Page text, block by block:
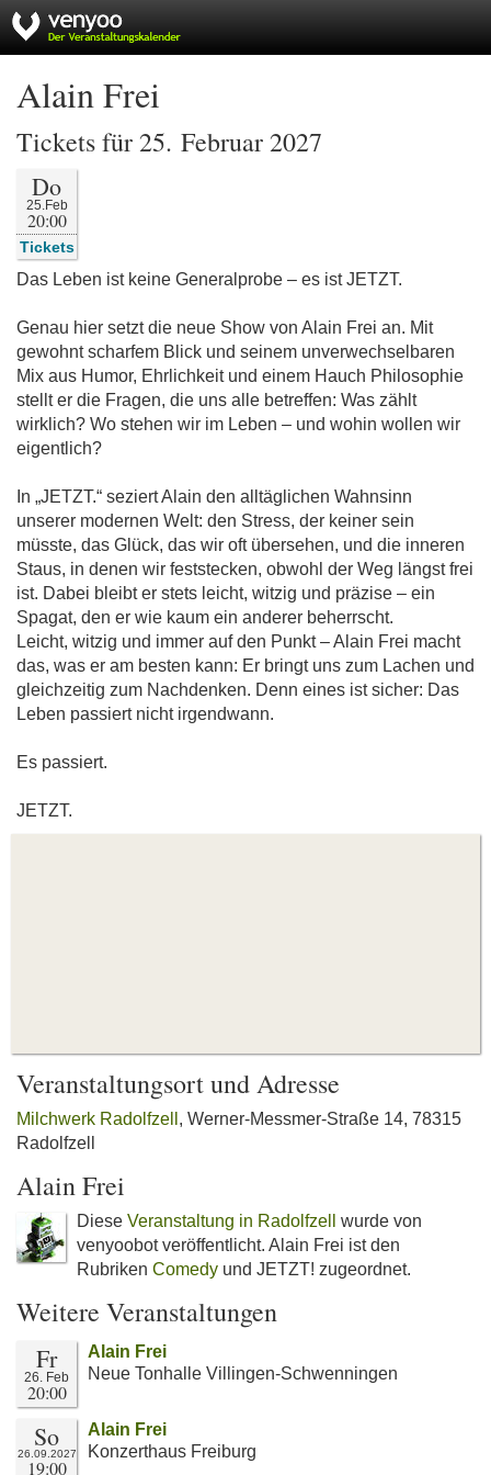
Alain Frei
Tickets für 25. Februar 2027
Do
25.Feb
20:00
Tickets
Das Leben ist keine Generalprobe – es ist JETZT.
Genau hier setzt die neue Show von Alain Frei an. Mit
gewohnt scharfem Blick und seinem unverwechselbaren
Mix aus Humor, Ehrlichkeit und einem Hauch Philosophie
stellt er die Fragen, die uns alle betreffen: Was zählt
wirklich? Wo stehen wir im Leben – und wohin wollen wir
eigentlich?
In „JETZT.“ seziert Alain den alltäglichen Wahnsinn
unserer modernen Welt: den Stress, der keiner sein
müsste, das Glück, das wir oft übersehen, und die inneren
Staus, in denen wir feststecken, obwohl der Weg längst frei
ist. Dabei bleibt er stets leicht, witzig und präzise – ein
Spagat, den er wie kaum ein anderer beherrscht.
Leicht, witzig und immer auf den Punkt – Alain Frei macht
das, was er am besten kann: Er bringt uns zum Lachen und
gleichzeitig zum Nachdenken. Denn eines ist sicher: Das
Leben passiert nicht irgendwann.
Es passiert.
JETZT.
Veranstaltungsort und Adresse
Milchwerk Radolfzell , Werner-Messmer-Straße 14, 78315
Radolfzell
Alain Frei
Diese Veranstaltung in Radolfzell
wurde von
venyoobot veröffentlicht. Alain Frei ist den
Rubriken Comedy und JETZT! zugeordnet.
Weitere Veranstaltungen
Fr
26. Feb
20:00
Alain Frei
Neue Tonhalle Villingen-Schwenningen
So
26.09.2027
19:00
Alain Frei
Konzerthaus Freiburg